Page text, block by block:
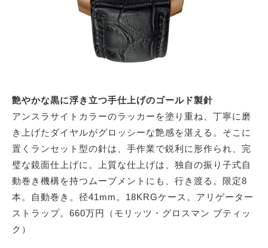
艶やかな黒に浮き立つ手仕上げのゴールド製針
アンスラサイトカラーのラッカーを塗り重ね、丁寧に磨
き上げたダイヤルがグロッシーな艶感を湛える。そこに
置くランセット型の針は、手作業で鋭利に形作られ、完
璧な鏡面仕上げに。上質な仕上げは、独自の振り子式自
動巻き機構を持つムーブメントにも、行き渡る。限定8
本。自動巻き。径41mm。18KRGケース。アリゲーター
ストラップ。660万円（モリッツ・グロスマン ブティッ
ク）